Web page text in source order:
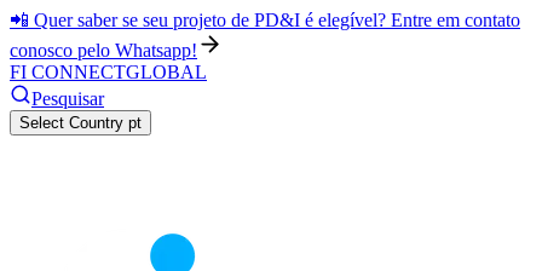
📲 Quer saber se seu projeto de PD&I é elegível? Entre em contato
conosco pelo Whatsapp!
FI CONNECTGLOBAL
Pesquisar
Select Country pt